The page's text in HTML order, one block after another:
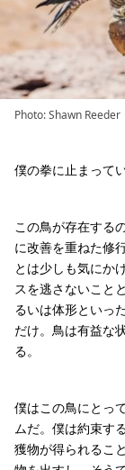
Photo: Shawn Reeder
僕の拳に止まって
この鳥が存在する
に改善を重ねた修
とは少しも気にか
スを逃さないこと
るいは体形といっ
だけ。鳥は有益な
る。
僕はこの鳥にとっ
ムだ。僕は約束す
獲物が得られるこ